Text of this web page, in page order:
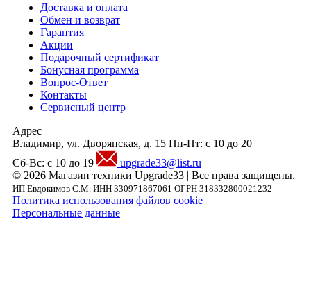
Доставка и оплата
Обмен и возврат
Гарантия
Акции
Подарочный сертификат
Бонусная программа
Вопрос-Ответ
Контакты
Сервисный центр
Адрес
Владимир, ул. Дворянская, д. 15 Пн-Пт: с 10 до 20
Сб-Вс: с 10 до 19
upgrade33@list.ru
© 2026 Магазин техники Upgrade33 | Все права защищены.
ИП Евдокимов С.М. ИНН 330971867061 ОГРН 318332800021232
Политика использования файлов cookie
Персональные данные